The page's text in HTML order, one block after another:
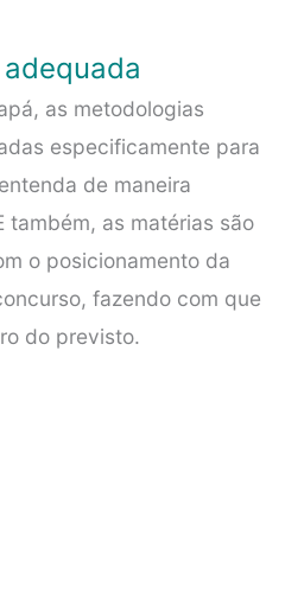
as metodologias
especificamente para
de maneira
as matérias são
o posicionamento da
fazendo com que
do previsto.